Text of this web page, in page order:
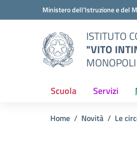
Vai ai contenuti
Vai al menu di navigazioneMinistero dell'Istruzione e del
ISTITUTO
"VITO
MONOPOLI
Scuola Servizi
Home Novità Le